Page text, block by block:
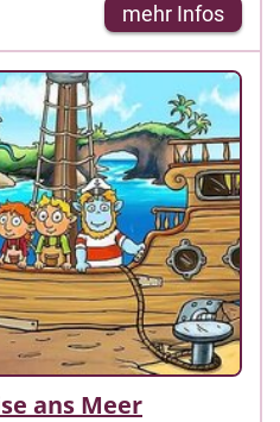
mehr Infos
ans Meer